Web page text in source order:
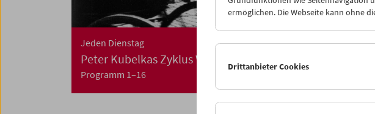
Jeden Dienstag
Peter Kubelkas Zyklus Was ist Film
Programm 1–16
ermöglichen. Die Webseite kann ohne
Drittanbieter Cookies